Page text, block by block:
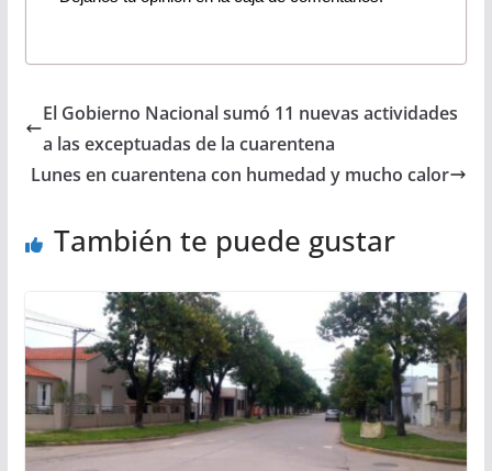
El Gobierno Nacional sumó 11 nuevas actividades
a las exceptuadas de la cuarentena
Lunes en cuarentena con humedad y mucho calor
También te puede gustar